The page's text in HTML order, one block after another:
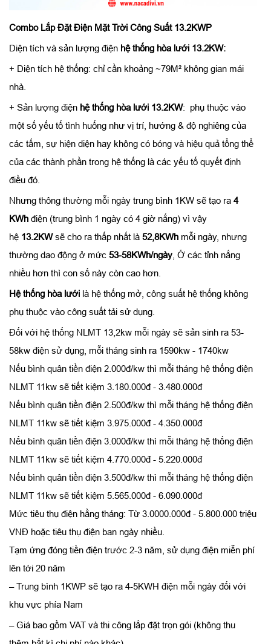
Combo Lắp Đặt Điện Mặt Trời Công Suất 13.2KWP
Diện tích và sản lượng điện hệ thống hòa lưới 13.2KW:
+ Diện tích hệ thống: chỉ cần khoảng ~79M² không gian mái
nhà.
+ Sản lượng điện hệ thống hòa lưới 13.2KW: phụ thuộc vào
một số yếu tố tình huống như vị trí, hướng & độ nghiêng của
các tấm, sự hiện diện hay không có bóng và hiệu quả tổng thể
của các thành phần trong hệ thống là các yếu tố quyết định
điều đó.
Nhưng thông thường mỗi ngày trung bình 1KW sẽ tạo ra 4
KWh điện (trung bình 1 ngày có 4 giờ nắng) vì vậy
hệ 13.2KWsẽ cho ra thấp nhất là 52,8KWh mỗi ngày, nhưng
thường dao động ở mức 53-58KWh/ngày , Ở các tỉnh nắng
nhiều hơn thì con số này còn cao hơn.
Hệ thống hòa lưới là hệ thống mở, công suất hệ thống không
phụ thuộc vào công suất tải sử dụng.
Đối với hệ thống NLMT 13,2kw mỗi ngày sẽ sản sinh ra 53-
58kw điện sử dụng, mỗi tháng sinh ra 1590kw - 1740kw
Nếu bình quân tiền điện 2.000đ/kw thì mỗi tháng hệ thống điện
NLMT 11kw sẽ tiết kiệm 3.180.000đ - 3.480.000đ
Nếu bình quân tiền điện 2.500đ/kw thì mỗi tháng hệ thống điện
NLMT 11kw sẽ tiết kiệm 3.975.000đ - 4.350.000đ
Nếu bình quân tiền điện 3.000đ/kw thì mỗi tháng hệ thống điện
NLMT 11kw sẽ tiết kiệm 4.770.000đ - 5.220.000đ
Nếu bình quân tiền điện 3.500đ/kw thì mỗi tháng hệ thống điện
NLMT 11kw sẽ tiết kiệm 5.565.000đ - 6.090.000đ
Mức tiêu thụ điện hằng tháng: Từ 3.0000.000đ - 5.800.000 triệu
VNĐ hoặc tiêu thụ điện ban ngày nhiều.
Tạm ứng đóng tiền điện trước 2-3 năm, sử dụng điện miễn phí
lên tới 20 năm
– Trung bình 1KWP sẽ tạo ra 4-5KWH điện mỗi ngày đối với
khu vực phía Nam
– Giá bao gồm VAT và thi công lắp đặt trọn gói (không thu